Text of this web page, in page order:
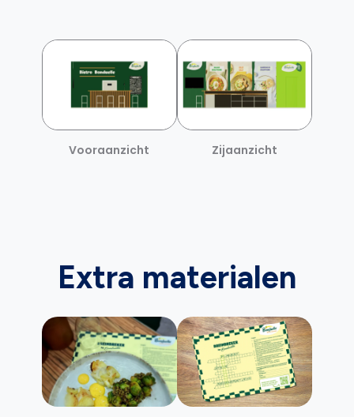
Vooraanzicht Zijaanzicht
Extra materialen